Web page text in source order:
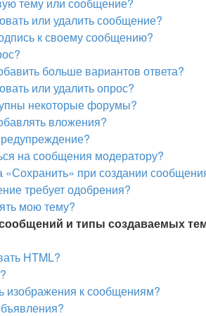
или удалить сообщение?
к своему сообщению?
больше вариантов ответа?
или удалить опрос?
некоторые форумы?
вложения?
на сообщения модератору?
«Сохранить» при создании
требует одобрения?
мою тему?
и типы создаваемых
HTML?
изображения к сообщениям?